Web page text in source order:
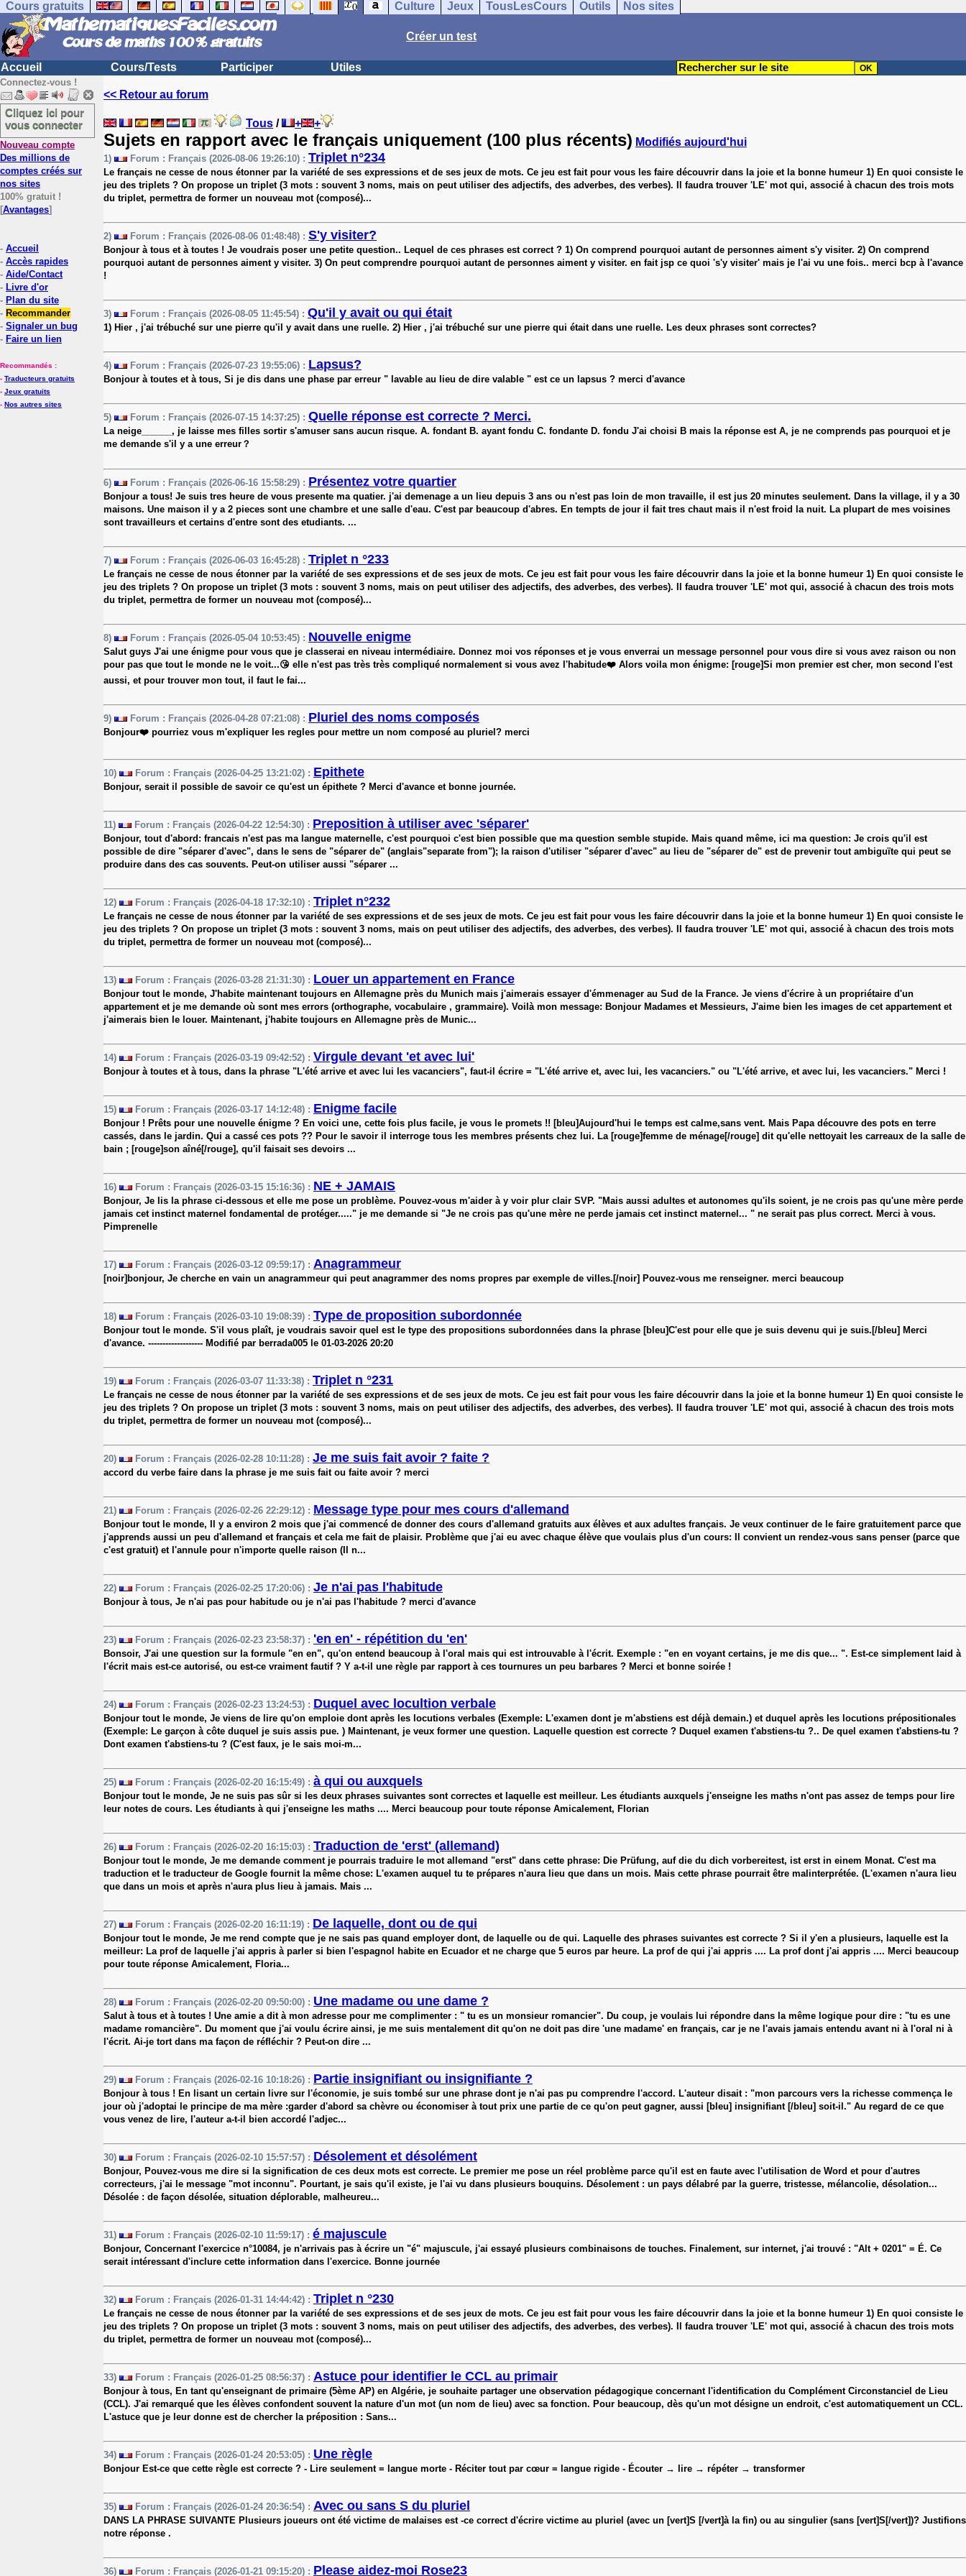
Cours gratuits Culture Jeux TousLesCours Outils Nos sites
Créer un test
Accueil Cours/Tests Participer Utiles
Connectez-vous !
Cliquez ici pour
vous connecter
Nouveau compte
Des millions de
comptes créés sur
nos sites
100% gratuit !
[Avantages]
- Accueil
- Accès rapides
- Aide/Contact
- Livre d'or
- Plan du site
- Recommander
- Signaler un bug
- Faire un lien
Recommandés :
- Traducteurs gratuits
- Jeux gratuits
- Nos autres sites
<< Retour au forum
Tous / + +
Sujets en rapport avec le français uniquement (100 plus récents) Modifiés aujourd'hui
1) Forum : Français (2026-08-06 19:26:10) : Triplet n°234
Le français ne cesse de nous étonner par la variété de ses expressions et de ses jeux de mots. Ce jeu est fait pour vous les faire découvrir dans la joie et la bonne humeur 1) En quoi consiste le
jeu des triplets ? On propose un triplet (3 mots : souvent 3 noms, mais on peut utiliser des adjectifs, des adverbes, des verbes). Il faudra trouver 'LE' mot qui, associé à chacun des trois mots
du triplet, permettra de former un nouveau mot (composé)...
2) Forum : Français (2026-08-06 01:48:48) : S'y visiter?
Bonjour à tous et à toutes ! Je voudrais poser une petite question.. Lequel de ces phrases est correct ? 1) On comprend pourquoi autant de personnes aiment s'y visiter. 2) On comprend
pourquoi autant de personnes aiment y visiter. 3) On peut comprendre pourquoi autant de personnes aiment y visiter. en fait jsp ce quoi 's'y visiter' mais je l'ai vu une fois.. merci bcp à l'avance
!
3) Forum : Français (2026-08-05 11:45:54) : Qu'il y avait ou qui était
1) Hier , j'ai trébuché sur une pierre qu'il y avait dans une ruelle. 2) Hier , j'ai trébuché sur une pierre qui était dans une ruelle. Les deux phrases sont correctes?
4) Forum : Français (2026-07-23 19:55:06) : Lapsus?
Bonjour à toutes et à tous, Si je dis dans une phase par erreur " lavable au lieu de dire valable " est ce un lapsus ? merci d'avance
5) Forum : Français (2026-07-15 14:37:25) : Quelle réponse est correcte ? Merci.
La neige______, je laisse mes filles sortir s'amuser sans aucun risque. A. fondant B. ayant fondu C. fondante D. fondu J'ai choisi B mais la réponse est A, je ne comprends pas pourquoi et je
me demande s'il y a une erreur？
6) Forum : Français (2026-06-16 15:58:29) : Présentez votre quartier
Bonjour a tous! Je suis tres heure de vous presente ma quatier. j'ai demenage a un lieu depuis 3 ans ou n'est pas loin de mon travaille, il est jus 20 minutes seulement. Dans la village, il y a 30
maisons. Une maison il y a 2 pieces sont une chambre et une salle d'eau. C'est par beaucoup d'abres. En tempts de jour il fait tres chaut mais il n'est froid la nuit. La plupart de mes voisines
sont travailleurs et certains d'entre sont des etudiants. ...
7) Forum : Français (2026-06-03 16:45:28) : Triplet n °233
Le français ne cesse de nous étonner par la variété de ses expressions et de ses jeux de mots. Ce jeu est fait pour vous les faire découvrir dans la joie et la bonne humeur 1) En quoi consiste le
jeu des triplets ? On propose un triplet (3 mots : souvent 3 noms, mais on peut utiliser des adjectifs, des adverbes, des verbes). Il faudra trouver 'LE' mot qui, associé à chacun des trois mots
du triplet, permettra de former un nouveau mot (composé)...
8) Forum : Français (2026-05-04 10:53:45) : Nouvelle enigme
Salut guys J'ai une énigme pour vous que je classerai en niveau intermédiaire. Donnez moi vos réponses et je vous enverrai un message personnel pour vous dire si vous avez raison ou non
pour pas que tout le monde ne le voit...😘 elle n'est pas très très compliqué normalement si vous avez l'habitude❤️ Alors voila mon énigme: [rouge]Si mon premier est cher, mon second l'est
aussi, et pour trouver mon tout, il faut le fai...
9) Forum : Français (2026-04-28 07:21:08) : Pluriel des noms composés
Bonjour❤️ pourriez vous m'expliquer les regles pour mettre un nom composé au pluriel? merci
10) Forum : Français (2026-04-25 13:21:02) : Epithete
Bonjour, serait il possible de savoir ce qu'est un épithete ? Merci d'avance et bonne journée.
11) Forum : Français (2026-04-22 12:54:30) : Preposition à utiliser avec 'séparer'
Bonjour, tout d'abord: francais n'est pas ma langue maternelle, c'est pourquoi c'est bien possible que ma question semble stupide. Mais quand même, ici ma question: Je crois qu'il est
possible de dire "séparer d'avec", dans le sens de "séparer de" (anglais"separate from"); la raison d'utiliser "séparer d'avec" au lieu de "séparer de" est de prevenir tout ambiguïte qui peut se
produire dans des cas souvents. Peut-on utiliser aussi "séparer ...
12) Forum : Français (2026-04-18 17:32:10) : Triplet n°232
Le français ne cesse de nous étonner par la variété de ses expressions et de ses jeux de mots. Ce jeu est fait pour vous les faire découvrir dans la joie et la bonne humeur 1) En quoi consiste le
jeu des triplets ? On propose un triplet (3 mots : souvent 3 noms, mais on peut utiliser des adjectifs, des adverbes, des verbes). Il faudra trouver 'LE' mot qui, associé à chacun des trois mots
du triplet, permettra de former un nouveau mot (composé)...
13) Forum : Français (2026-03-28 21:31:30) : Louer un appartement en France
Bonjour tout le monde, J'habite maintenant toujours en Allemagne près du Munich mais j'aimerais essayer d'émmenager au Sud de la France. Je viens d'écrire à un propriétaire d'un
appartement et je me demande où sont mes errors (orthographe, vocabulaire , grammaire). Voilà mon message: Bonjour Madames et Messieurs, J'aime bien les images de cet appartement et
j'aimerais bien le louer. Maintenant, j'habite toujours en Allemagne près de Munic...
14) Forum : Français (2026-03-19 09:42:52) : Virgule devant 'et avec lui'
Bonjour à toutes et à tous, dans la phrase "L'été arrive et avec lui les vacanciers", faut-il écrire = "L'été arrive et, avec lui, les vacanciers." ou "L'été arrive, et avec lui, les vacanciers." Merci !
15) Forum : Français (2026-03-17 14:12:48) : Enigme facile
Bonjour ! Prêts pour une nouvelle énigme ? En voici une, cette fois plus facile, je vous le promets !! [bleu]Aujourd'hui le temps est calme,sans vent. Mais Papa découvre des pots en terre
cassés, dans le jardin. Qui a cassé ces pots ?? Pour le savoir il interroge tous les membres présents chez lui. La [rouge]femme de ménage[/rouge] dit qu'elle nettoyait les carreaux de la salle de
bain ; [rouge]son aîné[/rouge], qu'il faisait ses devoirs ...
16) Forum : Français (2026-03-15 15:16:36) : NE + JAMAIS
Bonjour, Je lis la phrase ci-dessous et elle me pose un problème. Pouvez-vous m'aider à y voir plur clair SVP. "Mais aussi adultes et autonomes qu'ils soient, je ne crois pas qu'une mère perde
jamais cet instinct maternel fondamental de protéger....." je me demande si "Je ne crois pas qu'une mère ne perde jamais cet instinct maternel... " ne serait pas plus correct. Merci à vous.
Pimprenelle
17) Forum : Français (2026-03-12 09:59:17) : Anagrammeur
[noir]bonjour, Je cherche en vain un anagrammeur qui peut anagrammer des noms propres par exemple de villes.[/noir] Pouvez-vous me renseigner. merci beaucoup
18) Forum : Français (2026-03-10 19:08:39) : Type de proposition subordonnée
Bonjour tout le monde. S'il vous plaît, je voudrais savoir quel est le type des propositions subordonnées dans la phrase [bleu]C'est pour elle que je suis devenu qui je suis.[/bleu] Merci
d'avance. ------------------- Modifié par berrada005 le 01-03-2026 20:20
19) Forum : Français (2026-03-07 11:33:38) : Triplet n °231
Le français ne cesse de nous étonner par la variété de ses expressions et de ses jeux de mots. Ce jeu est fait pour vous les faire découvrir dans la joie et la bonne humeur 1) En quoi consiste le
jeu des triplets ? On propose un triplet (3 mots : souvent 3 noms, mais on peut utiliser des adjectifs, des adverbes, des verbes). Il faudra trouver 'LE' mot qui, associé à chacun des trois mots
du triplet, permettra de former un nouveau mot (composé)...
20) Forum : Français (2026-02-28 10:11:28) : Je me suis fait avoir ? faite ?
accord du verbe faire dans la phrase je me suis fait ou faite avoir ? merci
21) Forum : Français (2026-02-26 22:29:12) : Message type pour mes cours d'allemand
Bonjour tout le monde, Il y a environ 2 mois que j'ai commencé de donner des cours d'allemand gratuits aux élèves et aux adultes français. Je veux continuer de le faire gratuitement parce que
j'apprends aussi un peu d'allemand et français et cela me fait de plaisir. Problème que j'ai eu avec chaque élève que voulais plus d'un cours: Il convient un rendez-vous sans penser (parce que
c'est gratuit) et l'annule pour n'importe quelle raison (Il n...
22) Forum : Français (2026-02-25 17:20:06) : Je n'ai pas l'habitude
Bonjour à tous, Je n'ai pas pour habitude ou je n'ai pas l'habitude ? merci d'avance
23) Forum : Français (2026-02-23 23:58:37) : 'en en' - répétition du 'en'
Bonsoir, J'ai une question sur la formule "en en", qu'on entend beaucoup à l'oral mais qui est introuvable à l'écrit. Exemple : "en en voyant certains, je me dis que... ". Est-ce simplement laid à
l'écrit mais est-ce autorisé, ou est-ce vraiment fautif ? Y a-t-il une règle par rapport à ces tournures un peu barbares ? Merci et bonne soirée !
24) Forum : Français (2026-02-23 13:24:53) : Duquel avec locultion verbale
Bonjour tout le monde, Je viens de lire qu'on emploie dont après les locutions verbales (Exemple: L'examen dont je m'abstiens est déjà demain.) et duquel après les locutions prépositionales
(Exemple: Le garçon à côte duquel je suis assis pue. ) Maintenant, je veux former une question. Laquelle question est correcte ? Duquel examen t'abstiens-tu ?.. De quel examen t'abstiens-tu ?
Dont examen t'abstiens-tu ? (C'est faux, je le sais moi-m...
25) Forum : Français (2026-02-20 16:15:49) : à qui ou auxquels
Bonjour tout le monde, Je ne suis pas sûr si les deux phrases suivantes sont correctes et laquelle est meilleur. Les étudiants auxquels j'enseigne les maths n'ont pas assez de temps pour lire
leur notes de cours. Les étudiants à qui j'enseigne les maths .... Merci beaucoup pour toute réponse Amicalement, Florian
26) Forum : Français (2026-02-20 16:15:03) : Traduction de 'erst' (allemand)
Bonjour tout le monde, Je me demande comment je pourrais traduire le mot allemand "erst" dans cette phrase: Die Prüfung, auf die du dich vorbereitest, ist erst in einem Monat. C'est ma
traduction et le traducteur de Google fournit la même chose: L'examen auquel tu te prépares n'aura lieu que dans un mois. Mais cette phrase pourrait être malinterprétée. (L'examen n'aura lieu
que dans un mois et après n'aura plus lieu à jamais. Mais ...
27) Forum : Français (2026-02-20 16:11:19) : De laquelle, dont ou de qui
Bonjour tout le monde, Je me rend compte que je ne sais pas quand employer dont, de laquelle ou de qui. Laquelle des phrases suivantes est correcte ? Si il y'en a plusieurs, laquelle est la
meilleur: La prof de laquelle j'ai appris à parler si bien l'espagnol habite en Ecuador et ne charge que 5 euros par heure. La prof de qui j'ai appris .... La prof dont j'ai appris .... Merci beaucoup
pour toute réponse Amicalement, Floria...
28) Forum : Français (2026-02-20 09:50:00) : Une madame ou une dame ?
Salut à tous et à toutes ! Une amie a dit à mon adresse pour me complimenter : " tu es un monsieur romancier". Du coup, je voulais lui répondre dans la même logique pour dire : "tu es une
madame romancière". Du moment que j'ai voulu écrire ainsi, je me suis mentalement dit qu'on ne doit pas dire 'une madame' en français, car je ne l'avais jamais entendu avant ni à l'oral ni à
l'écrit. Ai-je tort dans ma façon de réfléchir ? Peut-on dire ...
29) Forum : Français (2026-02-16 10:18:26) : Partie insignifiant ou insignifiante ?
Bonjour à tous ! En lisant un certain livre sur l'économie, je suis tombé sur une phrase dont je n'ai pas pu comprendre l'accord. L'auteur disait : "mon parcours vers la richesse commença le
jour où j'adoptai le principe de ma mère :garder d'abord sa chèvre ou économiser à tout prix une partie de ce qu'on peut gagner, aussi [bleu] insignifiant [/bleu] soit-il." Au regard de ce que
vous venez de lire, l'auteur a-t-il bien accordé l'adjec...
30) Forum : Français (2026-02-10 15:57:57) : Désolement et désolément
Bonjour, Pouvez-vous me dire si la signification de ces deux mots est correcte. Le premier me pose un réel problème parce qu'il est en faute avec l'utilisation de Word et pour d'autres
correcteurs, j'ai le message "mot inconnu". Pourtant, je sais qu'il existe, je l'ai vu dans plusieurs bouquins. Désolement : un pays délabré par la guerre, tristesse, mélancolie, désolation...
Désolée : de façon désolée, situation déplorable, malheureu...
31) Forum : Français (2026-02-10 11:59:17) : é majuscule
Bonjour, Concernant l'exercice n°10084, je n'arrivais pas à écrire un "é" majuscule, j'ai essayé plusieurs combinaisons de touches. Finalement, sur internet, j'ai trouvé : "Alt + 0201" = É. Ce
serait intéressant d'inclure cette information dans l'exercice. Bonne journée
32) Forum : Français (2026-01-31 14:44:42) : Triplet n °230
Le français ne cesse de nous étonner par la variété de ses expressions et de ses jeux de mots. Ce jeu est fait pour vous les faire découvrir dans la joie et la bonne humeur 1) En quoi consiste le
jeu des triplets ? On propose un triplet (3 mots : souvent 3 noms, mais on peut utiliser des adjectifs, des adverbes, des verbes). Il faudra trouver 'LE' mot qui, associé à chacun des trois mots
du triplet, permettra de former un nouveau mot (composé)...
33) Forum : Français (2026-01-25 08:56:37) : Astuce pour identifier le CCL au primair
Bonjour à tous, En tant qu'enseignant de primaire (5ème AP) en Algérie, je souhaite partager une observation pédagogique concernant l'identification du Complément Circonstanciel de Lieu
(CCL). J'ai remarqué que les élèves confondent souvent la nature d'un mot (un nom de lieu) avec sa fonction. Pour beaucoup, dès qu'un mot désigne un endroit, c'est automatiquement un CCL.
L'astuce que je leur donne est de chercher la préposition : Sans...
34) Forum : Français (2026-01-24 20:53:05) : Une règle
Bonjour Est-ce que cette règle est correcte ? - Lire seulement = langue morte - Réciter tout par cœur = langue rigide - Écouter → lire → répéter → transformer
35) Forum : Français (2026-01-24 20:36:54) : Avec ou sans S du pluriel
DANS LA PHRASE SUIVANTE Plusieurs joueurs ont été victime de malaises est -ce correct d'écrire victime au pluriel (avec un [vert]S [/vert]à la fin) ou au singulier (sans [vert]S[/vert])? Justifions
notre réponse .
36) Forum : Français (2026-01-21 09:15:20) : Please aidez-moi Rose23